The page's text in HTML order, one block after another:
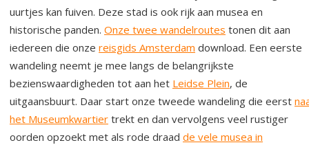
uurtjes kan fuiven. Deze stad is ook rijk aan musea en
historische panden. Onze twee wandelroutes tonen dit aan
iedereen die onze reisgids Amsterdam download. Een eerste
wandeling neemt je mee langs de belangrijkste
bezienswaardigheden tot aan het Leidse Plein, de
uitgaansbuurt. Daar start onze tweede wandeling die eerst
het Museumkwartier trekt en dan vervolgens veel rustiger
oorden opzoekt met als rode draad de vele musea in